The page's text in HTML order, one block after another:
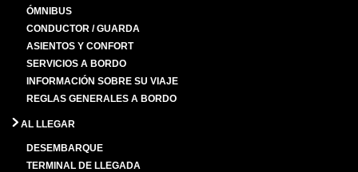
ÓMNIBUS
CONDUCTOR / GUARDA
ASIENTOS Y CONFORT
SERVICIOS A BORDO
INFORMACIÓN SOBRE SU VIAJE
REGLAS GENERALES A BORDO
AL LLEGAR
DESEMBARQUE
TERMINAL DE LLEGADA